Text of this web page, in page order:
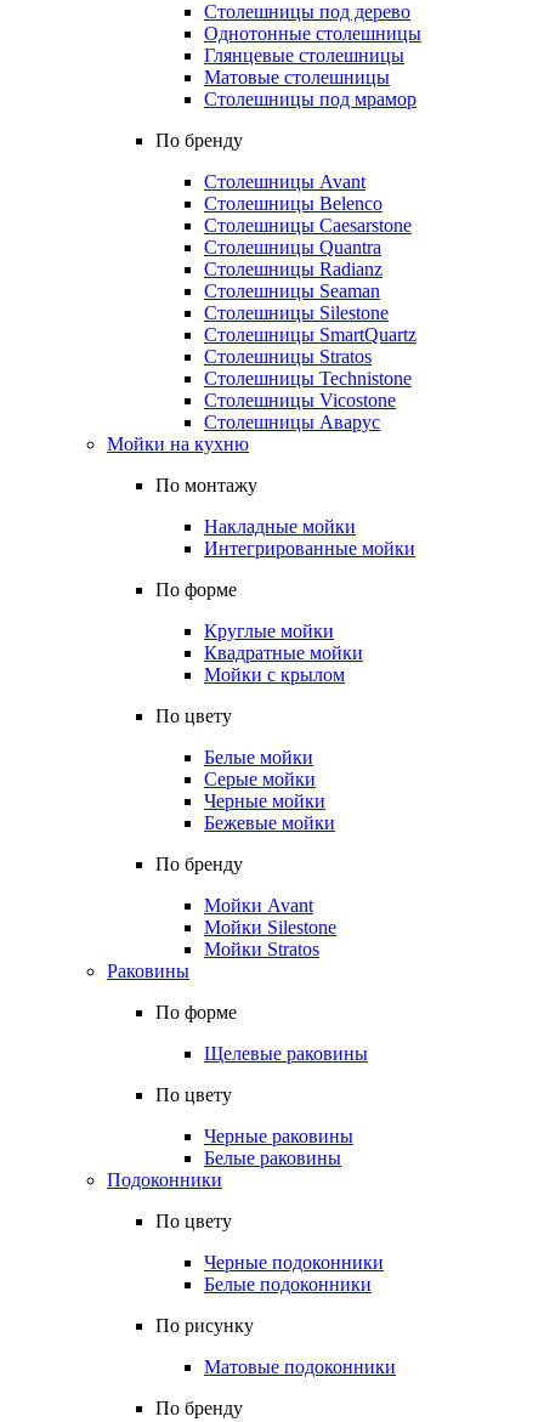
Столешницы под дерево
Однотонные столешницы
Глянцевые столешницы
Матовые столешницы
Столешницы под мрамор
По бренду
Столешницы Avant
Столешницы Belenco
Столешницы Caesarstone
Столешницы Quantra
Столешницы Radianz
Столешницы Seaman
Столешницы Silestone
Столешницы SmartQuartz
Столешницы Stratos
Столешницы Technistone
Столешницы Vicostone
Столешницы Аварус
Мойки на кухню
По монтажу
Накладные мойки
Интегрированные мойки
По форме
Круглые мойки
Квадратные мойки
Мойки с крылом
По цвету
Белые мойки
Серые мойки
Черные мойки
Бежевые мойки
По бренду
Мойки Avant
Мойки Silestone
Мойки Stratos
Раковины
По форме
Щелевые раковины
По цвету
Черные раковины
Белые раковины
Подоконники
По цвету
Черные подоконники
Белые подоконники
По рисунку
Матовые подоконники
По бренду